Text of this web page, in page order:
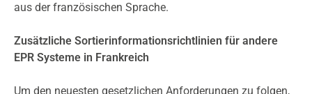
aus der französischen Sprache.
Zusätzliche Sortierinformationsrichtlinien für andere
EPR Systeme in Frankreich
Um den neuesten gesetzlichen Anforderungen zu folgen,